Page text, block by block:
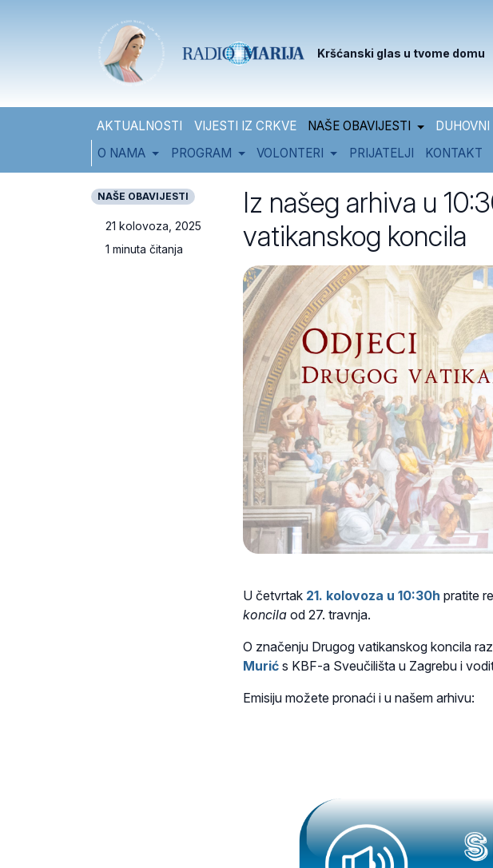
Kršćanski glas u tvome domu
AKTUALNOSTI VIJESTI IZ CRKVE NAŠE OBAVIJESTI
O NAMA
PROGRAM VOLONTERI PRIJATELJI KONTAKT
NAŠE OBAVIJESTI
21 kolovoza, 2025
1 minuta čitanja
Iz našeg arhiva u
vatikanskog koncila
U četvrtak 21. kolovoza u 10:30h pratite
koncila od 27. travnja.
O značenju Drugog vatikanskog koncila
Murić s KBF-a Sveučilišta u Zagrebu i
Emisiju možete pronaći i u našem arhivu: